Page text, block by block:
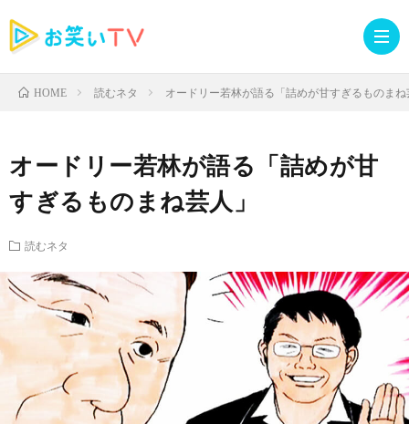
記
知
せ・
ラ
ブ
む
イ
HOME 読むネタ オードリー若林が語る「詰めが甘すぎるものま
オードリー若林が語る「詰めが甘
すぎるものまね芸人」
読むネタ